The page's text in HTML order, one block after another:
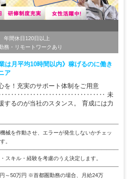
年間休日120日以上
務・リモートワークあり
は月平均10時間以内》稼げるのに働き
ア
を！充実のサポート体制をご用意
未
するのが当社のスタンス。 育成には力
械を作動させ、エラーが発生しないかチェッ
。
スキル・経験を考慮のうえ決定します。
～50万円 ※首都圏勤務の場合、月給24万